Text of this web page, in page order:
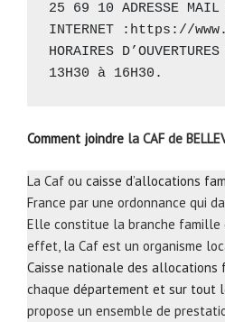
25 69 10 ADRESSE
INTERNET : https://
HORAIRES
13H30 à 16H30.
Comment joindre la CAF de
La Caf ou caisse d’allocations
France par une ordonnance qui
Elle constitue la branche famille
effet, la Caf est un organisme
Caisse nationale des allocations
chaque département et sur tout
propose un ensemble de